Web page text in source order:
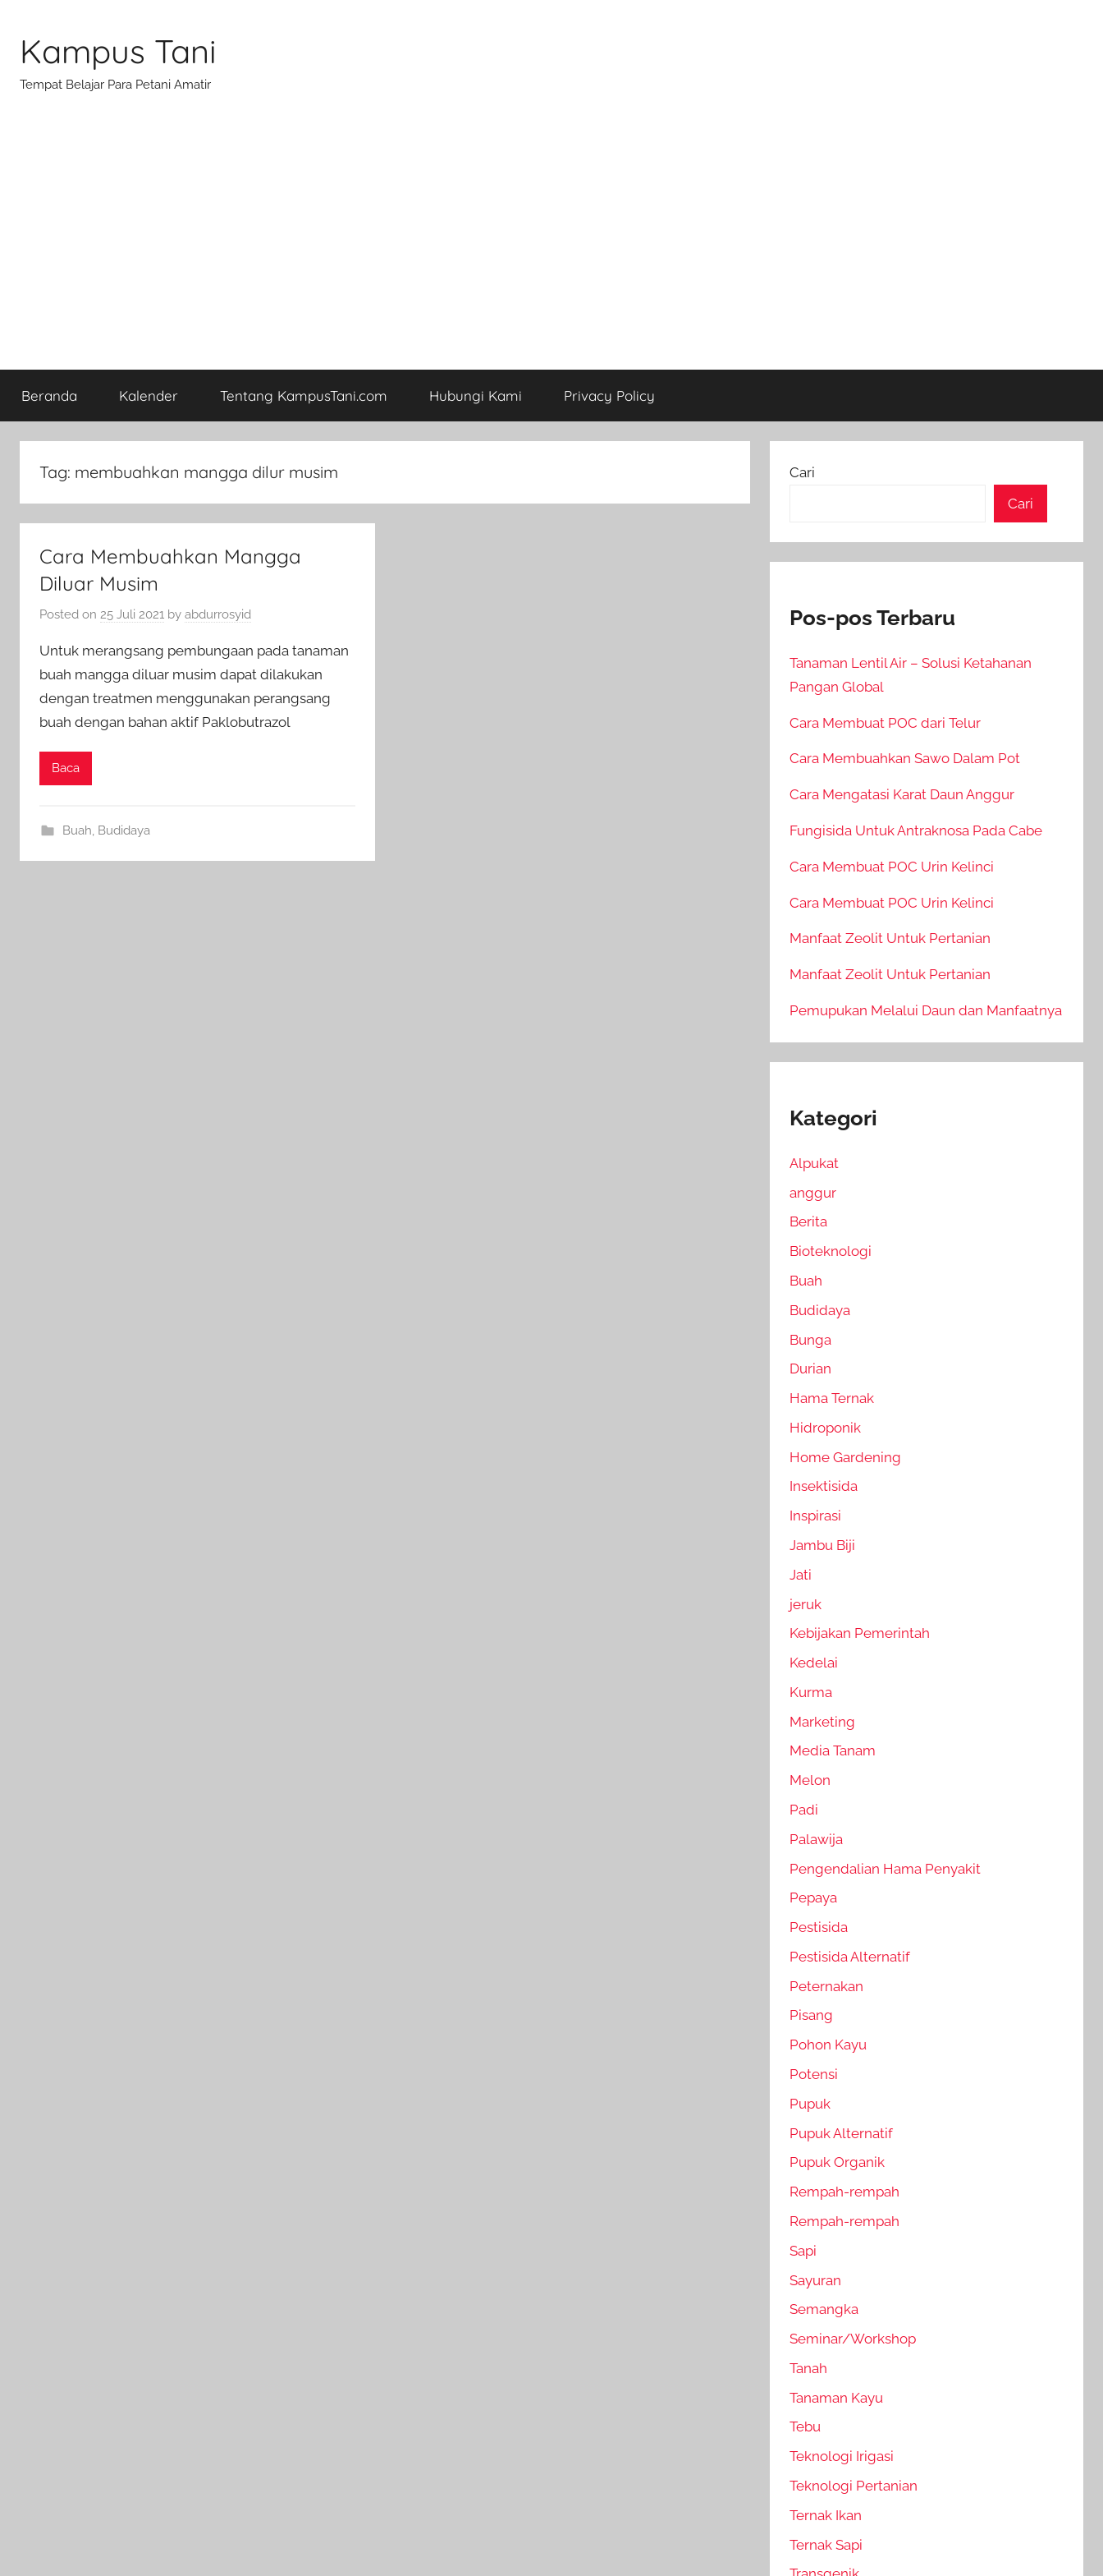
content
Kampus Tani
Tempat Belajar Para Petani Amatir
Beranda Kalender Tentang KampusTani.com Hubungi Kami Privacy Policy
Tag: membuahkan mangga dilur musim
Cara Membuahkan Mangga
Diluar Musim
Posted on 25 Juli 2021 by abdurrosyid
Untuk merangsang pembungaan pada tanaman
buah mangga diluar musim dapat dilakukan
dengan treatmen menggunakan perangsang
buah dengan bahan aktif Paklobutrazol
Baca
Buah, Budidaya
Cari
Cari
Pos-pos Terbaru
Tanaman Lentil Air – Solusi Ketahanan
Pangan Global
Cara Membuat POC dari Telur
Cara Membuahkan Sawo Dalam Pot
Cara Mengatasi Karat Daun Anggur
Fungisida Untuk Antraknosa Pada Cabe
Cara Membuat POC Urin Kelinci
Cara Membuat POC Urin Kelinci
Manfaat Zeolit Untuk Pertanian
Manfaat Zeolit Untuk Pertanian
Pemupukan Melalui Daun dan Manfaatnya
Kategori
Alpukat
anggur
Berita
Bioteknologi
Buah
Budidaya
Bunga
Durian
Hama Ternak
Hidroponik
Home Gardening
Insektisida
Inspirasi
Jambu Biji
Jati
jeruk
Kebijakan Pemerintah
Kedelai
Kurma
Marketing
Media Tanam
Melon
Padi
Palawija
Pengendalian Hama Penyakit
Pepaya
Pestisida
Pestisida Alternatif
Peternakan
Pisang
Pohon Kayu
Potensi
Pupuk
Pupuk Alternatif
Pupuk Organik
Rempah-rempah
Rempah-rempah
Sapi
Sayuran
Semangka
Seminar/Workshop
Tanah
Tanaman Kayu
Tebu
Teknologi Irigasi
Teknologi Pertanian
Ternak Ikan
Ternak Sapi